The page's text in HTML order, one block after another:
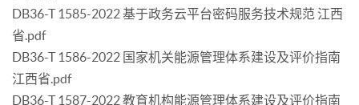
DB36-T 1585-2022 基于政务云平台密码服务技术规范 江西
省.pdf
DB36-T 1586-2022 国家机关能源管理体系建设及评价指南
江西省.pdf
DB36-T 1587-2022 教育机构能源管理体系建设及评价指南